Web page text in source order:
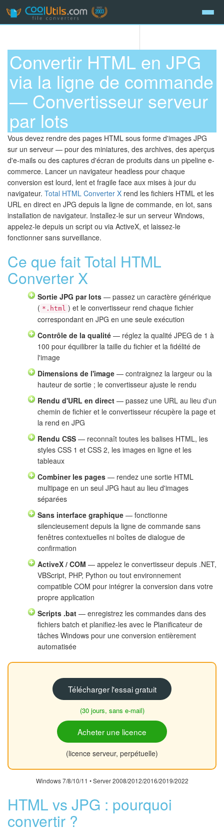
Convertir HTML en JPG
via la ligne de commande
— Convertisseur serveur
par lots
Vous devez rendre des pages HTML sous forme d'images JPG
sur un serveur — pour des miniatures, des archives, des aperçus
d'e-mails ou des captures d'écran de produits dans un pipeline e-
commerce. Lancer un navigateur headless pour chaque
conversion est lourd, lent et fragile face aux mises à jour du
navigateur. Total HTML Converter X rend les fichiers HTML et les
URL en direct en JPG depuis la ligne de commande, en lot, sans
installation de navigateur. Installez-le sur un serveur Windows,
appelez-le depuis un script ou via ActiveX, et laissez-le
fonctionner sans surveillance.
Ce que fait Total HTML
Converter X
Sortie JPG par lots — passez un caractère générique
( *.html ) et le convertisseur rend chaque fichier
correspondant en JPG en une seule exécution
Contrôle de la qualité — réglez la qualité JPEG de 1 à
100 pour équilibrer la taille du fichier et la fidélité de
l'image
Dimensions de l'image — contraignez la largeur ou la
hauteur de sortie ; le convertisseur ajuste le rendu
Rendu d'URL en direct — passez une URL au lieu d'un
chemin de fichier et le convertisseur récupère la page et
la rend en JPG
Rendu CSS — reconnaît toutes les balises HTML, les
styles CSS 1 et CSS 2, les images en ligne et les
tableaux
Combiner les pages — rendez une sortie HTML
multipage en un seul JPG haut au lieu d'images
séparées
Sans interface graphique — fonctionne
silencieusement depuis la ligne de commande sans
fenêtres contextuelles ni boîtes de dialogue de
confirmation
ActiveX / COM — appelez le convertisseur depuis .NET,
VBScript, PHP, Python ou tout environnement
compatible COM pour intégrer la conversion dans votre
propre application
Scripts .bat — enregistrez les commandes dans des
fichiers batch et planifiez-les avec le Planificateur de
tâches Windows pour une conversion entièrement
automatisée
Télécharger l'essai gratuit
(30 jours, sans e-mail)
Acheter une licence
(licence serveur, perpétuelle)
Windows 7/8/10/11 • Server 2008/2012/2016/2019/2022
HTML vs JPG : pourquoi
convertir ?